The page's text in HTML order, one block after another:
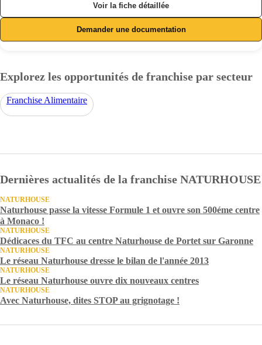
Voir la fiche détaillée
Demander une documentation
Explorez les opportunités de franchise par secteur
Franchise Alimentaire
Dernières actualités de la franchise NATURHOUSE
NATURHOUSE
Naturhouse passe la vitesse Formule 1 et ouvre son 500éme centre
à Monaco !
NATURHOUSE
Dédicaces du TFC au centre Naturhouse de Portet sur Garonne
NATURHOUSE
Le réseau Naturhouse dresse le bilan de l'année 2013
NATURHOUSE
Le réseau Naturhouse ouvre dix nouveaux centres
NATURHOUSE
Avec Naturhouse, dites STOP au grignotage !